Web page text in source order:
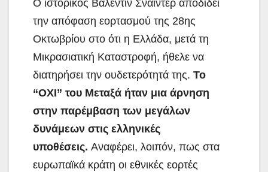
Ο ιστορικός Βαλεντίν Σνάιντερ αποδίδει
την απόφαση εορτασμού της 28ης
Οκτωβρίου στο ότι η Ελλάδα, μετά τη
Μικρασιατική Καταστροφή, ήθελε να
διατηρήσει την ουδετερότητά της. Το
“ΟΧΙ” του Μεταξά ήταν μια άρνηση
στην παρέμβαση των μεγάλων
δυνάμεων στις ελληνικές
υποθέσεις. Αναφέρει, λοιπόν, πως στα
ευρωπαϊκά κράτη οι εθνικές εορτές